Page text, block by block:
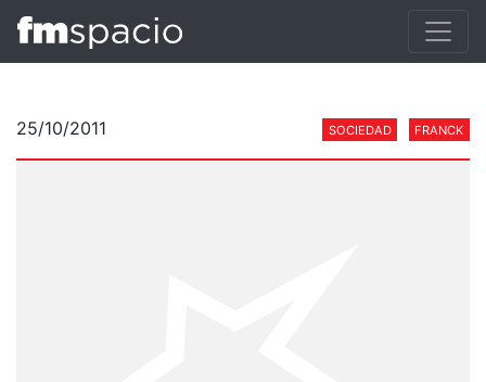
25/10/2011 SOCIEDAD FRANCK